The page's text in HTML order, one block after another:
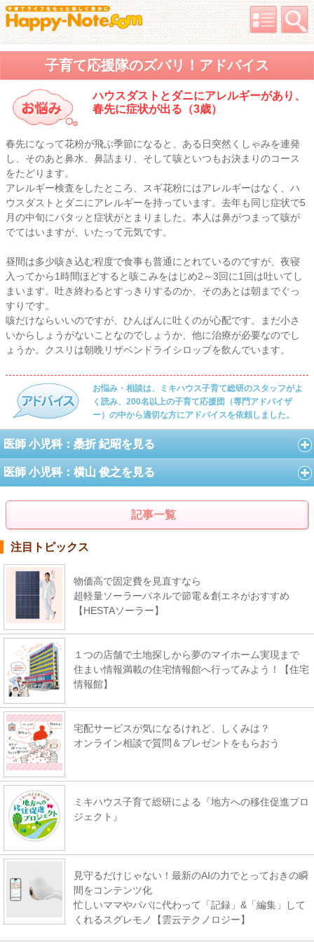
子育て応援隊のズバリ！アドバイス
ハウスダストとダニにアレルギーがあり、
春先に症状が出る（3歳）
春先になって花粉が飛ぶ季節になると、ある日突然くしゃみを連発
し、そのあと鼻水、鼻詰まり、そして咳といつもお決まりのコース
をたどります。
アレルギー検査をしたところ、スギ花粉にはアレルギーはなく、ハ
ウスダストとダニにアレルギーを持っています。去年も同じ症状で5
月の中旬にパタッと症状がとまりました。本人は鼻がつまって咳が
でてはいますが、いたって元気です。
昼間は多少咳き込む程度で食事も普通にとれているのですが、夜寝
入ってから1時間ほどすると咳こみをはじめ2～3回に1回は吐いてし
まいます。吐き終わるとすっきりするのか、そのあとは朝までぐっ
すりです。
咳だけならいいのですが、ひんぱんに吐くのが心配です。まだ小さ
いからしょうがないことなのでしょうか、他に治療が必要なのでし
ょうか。クスリは朝晩リザベンドライシロップを飲んでいます。
お悩み・相談は、ミキハウス子育て総研のスタッフがよ
く読み、200名以上の子育て応援団（専門アドバイザ
ー）の中から適切な方にアドバイスを依頼しました。
医師 小児科：桑折 紀昭を見る
医師 小児科：横山 俊之を見る
記事一覧
注目トピックス
物価高で固定費を見直すなら
超軽量ソーラーパネルで節電＆創エネがおすすめ
【HESTAソーラー】
１つの店舗で土地探しから夢のマイホーム実現まで
住まい情報満載の住宅情報館へ行ってみよう！【住宅
情報館】
宅配サービスが気になるけれど、しくみは？
オンライン相談で質問＆プレゼントをもらおう
ミキハウス子育て総研による『地方への移住促進プロ
ジェクト』
見守るだけじゃない！最新のAIの力でとっておきの瞬
間をコンテンツ化
忙しいママやパパに代わって「記録」&「編集」して
くれるスグレモノ【雲云テクノロジー】